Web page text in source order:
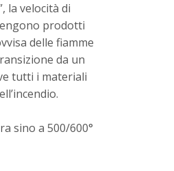
la velocità di
prodotti
delle fiamme
da un
tutti i materiali
sino a 500/600°